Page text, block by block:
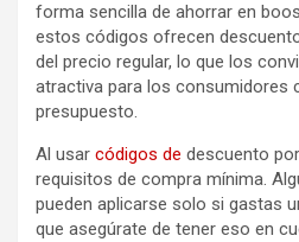
forma sencilla de ahorrar en
estos códigos ofrecen
del precio regular, lo que los
atractiva para los consumidores
presupuesto.
Al usar códigos de descuento
requisitos de compra mínima.
pueden aplicarse solo si gastas
que asegúrate de tener eso en